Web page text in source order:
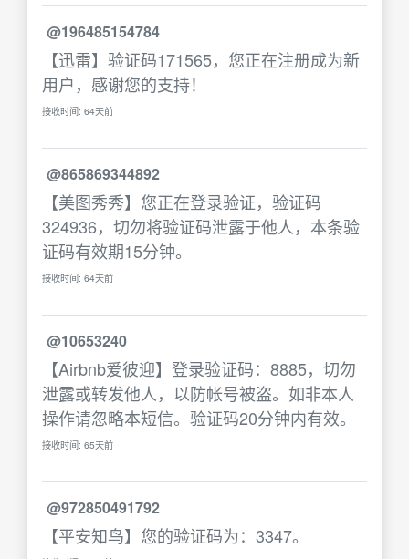
@196485154784
【迅雷】验证码171565，您正在注册成为新
用户，感谢您的支持！
接收时间: 64天前
@865869344892
【美图秀秀】您正在登录验证，验证码
324936，切勿将验证码泄露于他人，本条验
证码有效期15分钟。
接收时间: 64天前
@10653240
【Airbnb爱彼迎】登录验证码：8885，切勿
泄露或转发他人，以防帐号被盗。如非本人
操作请忽略本短信。验证码20分钟内有效。
接收时间: 65天前
@972850491792
【平安知鸟】您的验证码为：3347。